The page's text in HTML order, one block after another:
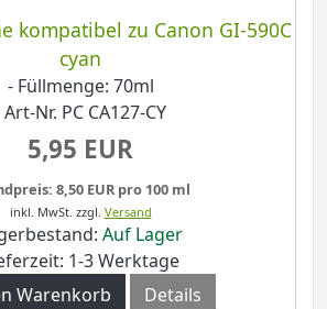
kompatibel zu Canon GI-590C
cyan
- Füllmenge: 70ml
Art-Nr. PC CA127-CY
5,95 EUR
8,50 EUR pro 100 ml
inkl. MwSt. zzgl. Versand
Auf Lager
1-3 Werktage
Warenkorb
Details